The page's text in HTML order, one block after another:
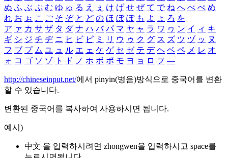
ぬ ふ ぶ ぷ む ゆ ゅ る え ぇ け げ せ ぜ て で ね へ べ ぺ め
れ お ぉ こ ご そ ぞ と ど の ほ ぼ ぽ も よ ょ ろ を
ア ァ カ サ ザ タ ダ ナ ハ バ パ マ ヤ ャ ラ ワ ヮ ン イ ィ キ
ギ シ ジ チ ヂ ニ ヒ ビ ピ ミ リ ウ ゥ ク グ ス ズ ツ ヅ ッ ヌ
フ ブ プ ム ユ ュ ル エ ェ ケ ゲ セ ゼ テ デ ヘ ベ ペ メ レ オ
ォ コ ゴ ソ ゾ ト ド ノ ホ ボ ポ モ ヨ ョ ロ ヲ ―
http://chineseinput.net/에서 pinyin(병음)방식으로 중국어를 변환
할 수 있습니다.
변환된 중국어를 복사하여 사용하시면 됩니다.
예시)
中文 을 입력하시려면 zhongwen을 입력하시고 space를